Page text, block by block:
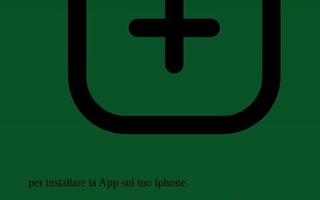
per installare la App sul tuo Iphone.